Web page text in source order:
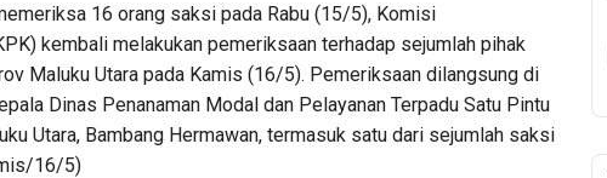
16 orang saksi pada Rabu (15/5), Komisi
kembali melakukan pemeriksaan terhadap sejumlah pihak
Maluku Utara pada Kamis (16/5). Pemeriksaan dilangsung di
Dinas Penanaman Modal dan Pelayanan Terpadu Satu Pintu
Utara, Bambang Hermawan, termasuk satu dari sejumlah saksi
16/5)